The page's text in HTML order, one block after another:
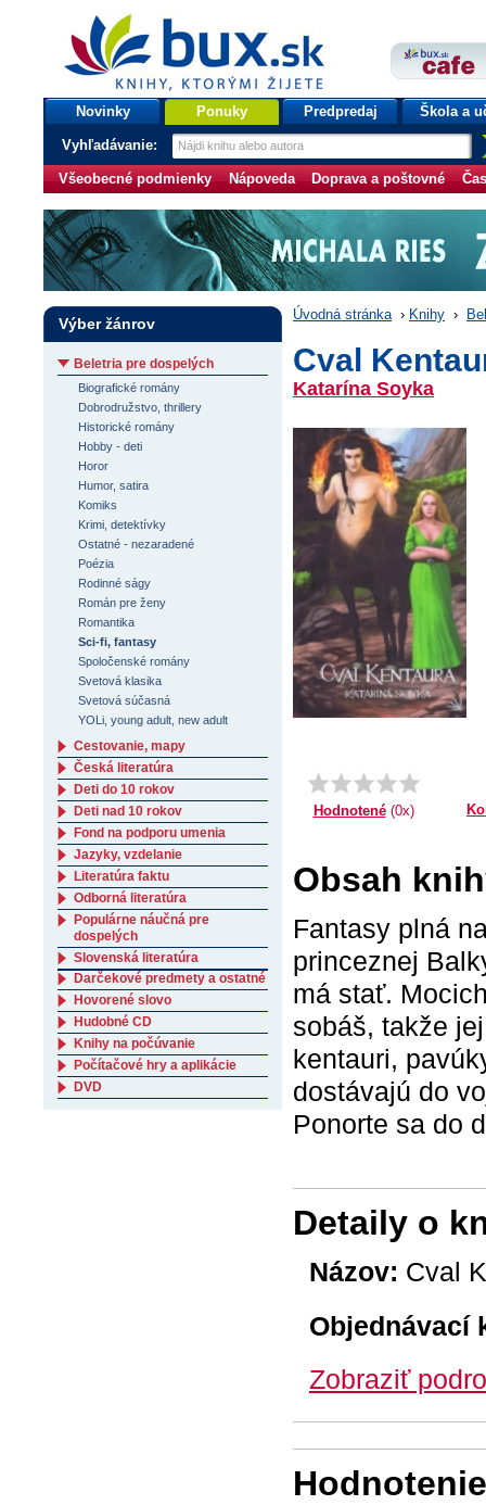
bux.sk
knihy, ktorými žijete
Úvodná stránka
Novinky Ponuky Predpredaj Škola a
Vyhľadávanie:
Všeobecné podmienky Nápoveda Doprava a poštovné
Úvodná stránka › Knihy ›
Cval
Katarína Soyka
Hodnotené(0x)
Obsah
Fantasy plná
princeznej
má stať.
sobáš, takže
kentauri,
dostávajú do
Ponorte sa do
Detaily o
Názov: Cval
Objednávací
Zobraziť
Výber žánrov
Beletria pre dospelých
Biografické romány
Dobrodružstvo, thrillery
Historické romány
Hobby - deti
Horor
Humor, satira
Komiks
Krimi, detektívky
Ostatné - nezaradené
Poézia
Rodinné ságy
Román pre ženy
Romantika
Sci-fi, fantasy
Spoločenské romány
Svetová klasika
Svetová súčasná
YOLi, young adult, new adult
Cestovanie, mapy
Česká literatúra
Deti do 10 rokov
Deti nad 10 rokov
Fond na podporu umenia
Jazyky, vzdelanie
Literatúra faktu
Odborná literatúra
Populárne náučná pre
dospelých
Slovenská literatúra
Darčekové predmety a ostatné
Hovorené slovo
Hudobné CD
Knihy na počúvanie
Počítačové hry a aplikácie
DVD